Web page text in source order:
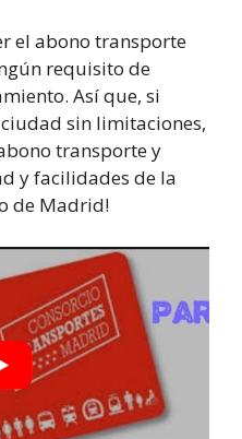
el abono transporte
requisito de
Así que, si
sin limitaciones,
transporte y
y facilidades de la
de Madrid!